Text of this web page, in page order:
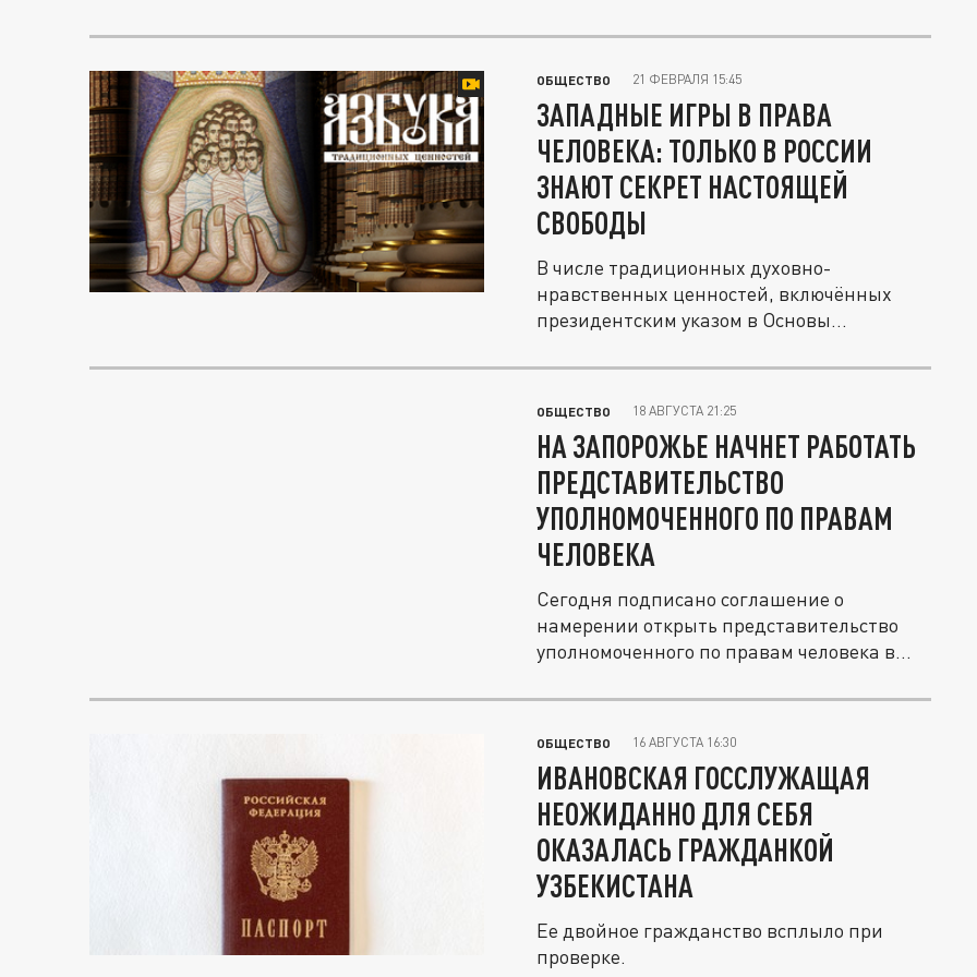
ОБЩЕСТВО 21 ФЕВРАЛЯ 15:45
ЗАПАДНЫЕ ИГРЫ В ПРАВА
ЧЕЛОВЕКА: ТОЛЬКО В РОССИИ
ЗНАЮТ СЕКРЕТ НАСТОЯЩЕЙ
СВОБОДЫ
В числе традиционных духовно-
нравственных ценностей, включённых
президентским указом в Основы
ОБЩЕСТВО 18 АВГУСТА 21:25
НА ЗАПОРОЖЬЕ НАЧНЕТ РАБОТАТЬ
ПРЕДСТАВИТЕЛЬСТВО
УПОЛНОМОЧЕННОГО ПО ПРАВАМ
ЧЕЛОВЕКА
Сегодня подписано соглашение о
намерении открыть представительство
уполномоченного по правам человека в...
ОБЩЕСТВО 16 АВГУСТА 16:30
ИВАНОВСКАЯ ГОССЛУЖАЩАЯ
НЕОЖИДАННО ДЛЯ СЕБЯ
ОКАЗАЛАСЬ ГРАЖДАНКОЙ
УЗБЕКИСТАНА
Ее двойное гражданство всплыло при
проверке.